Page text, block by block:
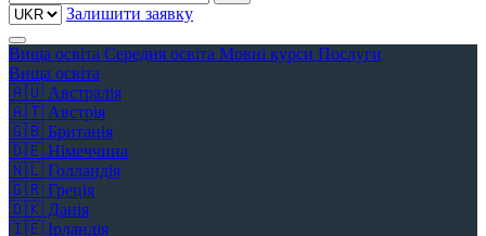
Залишити заявку
Вища освіта Середня освіта Мовні курси Послуги
Вища освіта
🇦🇺 Австралія
🇦🇹 Австрія
🇬🇧 Британія
🇩🇪 Німеччина
🇳🇱 Голландія
🇬🇷 Греція
🇩🇰 Данія
🇮🇪 Ірландія